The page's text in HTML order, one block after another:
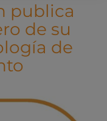
publica
de su
de